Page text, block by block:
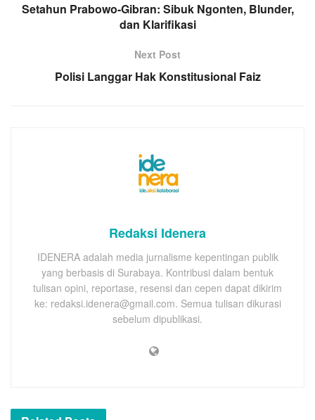
Setahun Prabowo-Gibran: Sibuk Ngonten, Blunder,
dan Klarifikasi
Next Post
Polisi Langgar Hak Konstitusional Faiz
Redaksi Idenera
IDENERA adalah media jurnalisme kepentingan publik
yang berbasis di Surabaya. Kontribusi dalam bentuk
tulisan opini, reportase, resensi dan cepen dapat dikirim
ke: redaksi.idenera@gmail.com. Semua tulisan dikurasi
sebelum dipublikasi.